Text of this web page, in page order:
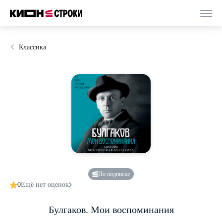
Классика
По подписке
0Ещё нет оценок
Булгаков. Мои воспоминания